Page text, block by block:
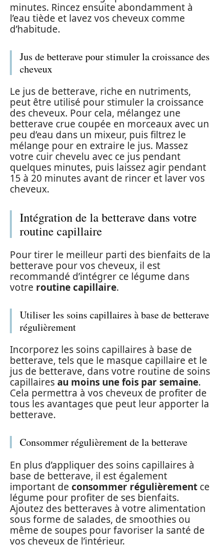
minutes. Rincez ensuite abondamment à
l’eau tiède et lavez vos cheveux comme
d’habitude.
Jus de betterave pour stimuler la croissance des
cheveux
Le jus de betterave, riche en nutriments,
peut être utilisé pour stimuler la croissance
des cheveux. Pour cela, mélangez une
betterave crue coupée en morceaux avec un
peu d’eau dans un mixeur, puis filtrez le
mélange pour en extraire le jus. Massez
votre cuir chevelu avec ce jus pendant
quelques minutes, puis laissez agir pendant
15 à 20 minutes avant de rincer et laver vos
cheveux.
Intégration de la betterave dans votre
routine capillaire
Pour tirer le meilleur parti des bienfaits de la
betterave pour vos cheveux, il est
recommandé d’intégrer ce légume dans
votre routine capillaire.
Utiliser les soins capillaires à base de betterave
régulièrement
Incorporez les soins capillaires à base de
betterave, tels que le masque capillaire et le
jus de betterave, dans votre routine de soins
capillairesau moins une fois par semaine.
Cela permettra à vos cheveux de profiter de
tous les avantages que peut leur apporter la
betterave.
Consommer régulièrement de la betterave
En plus d’appliquer des soins capillaires à
base de betterave, il est également
important de consommer régulièrement ce
légume pour profiter de ses bienfaits.
Ajoutez des betteraves à votre alimentation
sous forme de salades, de smoothies ou
même de soupes pour favoriser la santé de
vos cheveux de l’intérieur.